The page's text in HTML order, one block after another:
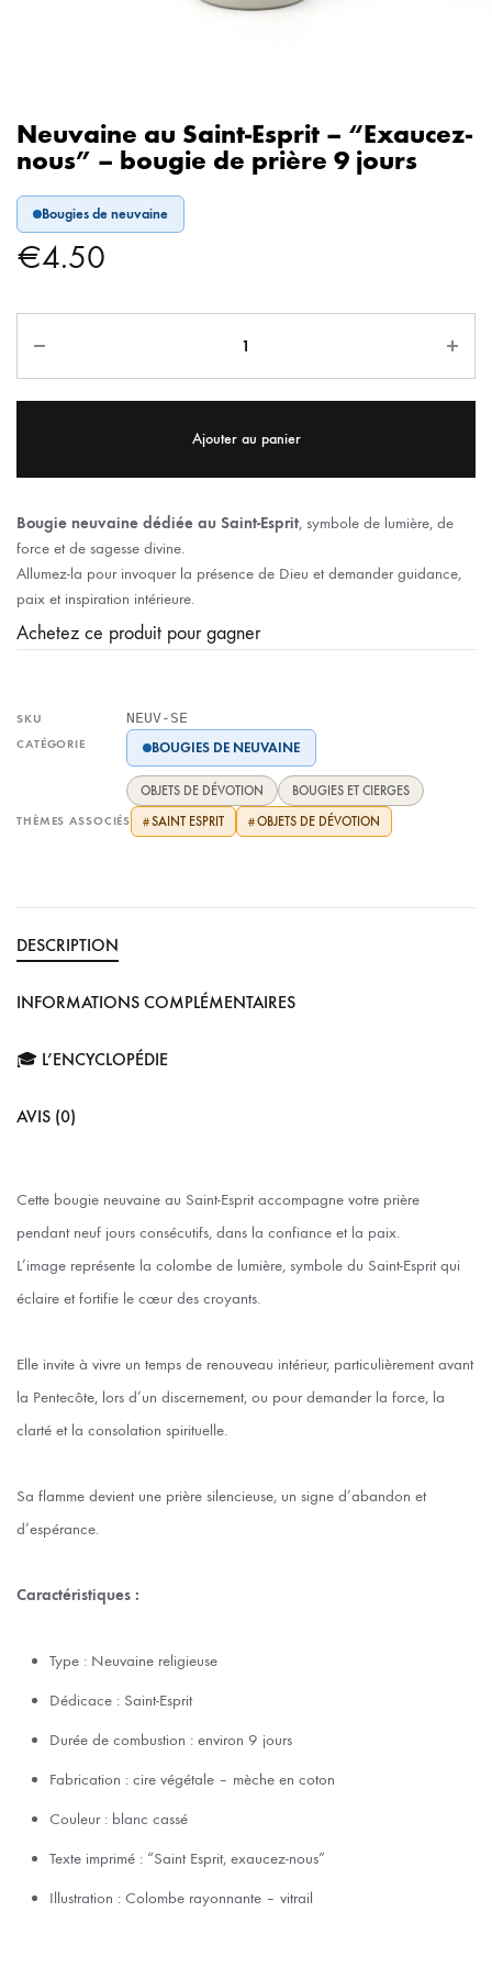
Neuvaine au Saint-Esprit – “Exaucez-
nous” – bougie de prière 9 jours
Bougies de neuvaine
€4.50
Ajouter au panier
Bougie neuvaine dédiée au Saint-Esprit, symbole de lumière, de
force et de sagesse divine.
Allumez-la pour invoquer la présence de Dieu et demander guidance,
paix et inspiration intérieure.
Achetez ce produit pour gagner
SKU NEUV-SE
CATÉGORIE BOUGIES DE NEUVAINE
OBJETS DE DÉVOTION BOUGIES ET CIERGES
THÈMES ASSOCIÉS #SAINT ESPRIT #OBJETS DE DÉVOTION
DESCRIPTION
INFORMATIONS COMPLÉMENTAIRES
🎓 L’ENCYCLOPÉDIE
AVIS (0)
Cette bougie neuvaine au Saint-Esprit accompagne votre prière
pendant neuf jours consécutifs, dans la confiance et la paix.
L’image représente la colombe de lumière, symbole du Saint-Esprit qui
éclaire et fortifie le cœur des croyants.
Elle invite à vivre un temps de renouveau intérieur, particulièrement avant
la Pentecôte, lors d’un discernement, ou pour demander la force, la
clarté et la consolation spirituelle.
Sa flamme devient une prière silencieuse, un signe d’abandon et
d’espérance.
Caractéristiques :
Type : Neuvaine religieuse
Dédicace : Saint-Esprit
Durée de combustion : environ 9 jours
Fabrication : cire végétale – mèche en coton
Couleur : blanc cassé
Texte imprimé : “Saint Esprit, exaucez-nous”
Illustration : Colombe rayonnante – vitrail